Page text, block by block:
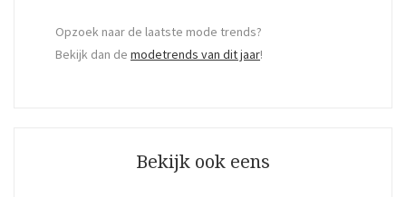
Opzoek naar de laatste mode trends?
Bekijk dan de modetrends van dit jaar!
Bekijk ook eens